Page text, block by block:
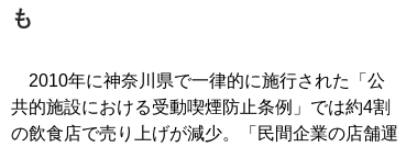
も
2010年に神奈川県で一律的に施行された「公
共的施設における受動喫煙防止条例」では約4割
の飲食店で売り上げが減少。「民間企業の店舗運